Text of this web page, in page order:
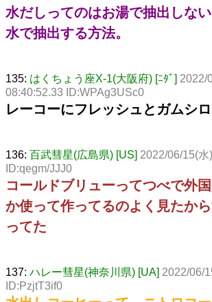
水だしってのはお湯で抽出しな
水で抽出する方法。
135: はくちょう座X-1(大阪府) [ﾆﾀﾞ] 2022/
08:40:52.33 ID:WPAg3USc0
レーコーにフレッシュとガムシロ
136: 百武彗星(広島県) [US] 2022/06/15(
ID:qegm/JJJ0
コールドブリューってつべで外
か使って作ってるのよく見たか
ってた
137: ハレー彗星(神奈川県) [UA] 2022/06/
ID:PzjtT3if0